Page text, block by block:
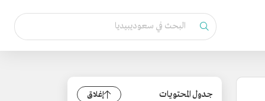
جدول المحتويات إغلاق